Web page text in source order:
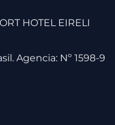
HOTEL EIRELI
Agencia: Nº 1598-9